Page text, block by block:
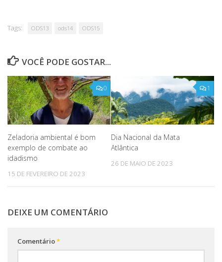
Tags: ODS13 ods14 ODS15
VOCÊ PODE GOSTAR...
0
Zeladoria ambiental é bom
exemplo de combate ao
idadismo
15 DE FEVEREIRO DE 2023
1
Dia Nacional da Mata
Atlântica
26 DE MAIO DE 2023
DEIXE UM COMENTÁRIO
Comentário*